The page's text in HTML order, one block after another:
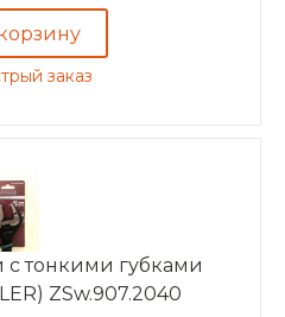
заказ
тонкими губками
ZSw.907.2040